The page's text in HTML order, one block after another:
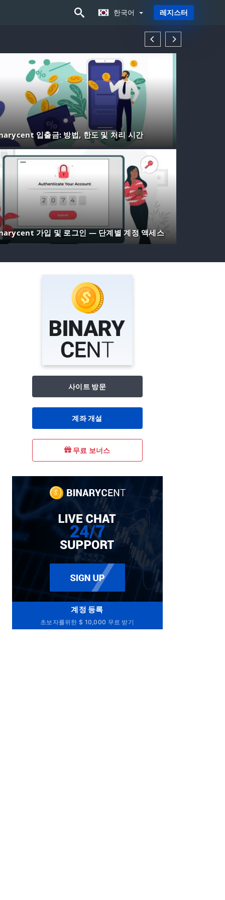
한국어
한국어 레지스터
입출금: 방법, 한도 및 처리 시간
가입 및 로그인 — 단계별 계정 액세스
사이트 방문
계좌 개설
무료 보너스
계정 등록
초보자를위한 $ 10,000 무료 받기